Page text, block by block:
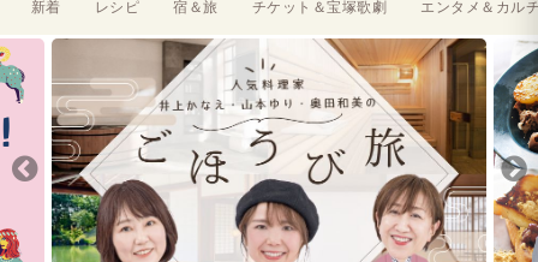
新着 レシピ 宿＆旅 チケット＆宝塚歌劇 エンタメ＆カル